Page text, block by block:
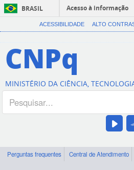
BRASIL
Acesso à informação
ACESSIBILIDADE ALTO
CNPq
MINISTÉRIO DA CIÊNCIA,
Perguntas frequentes Central de Atendimento